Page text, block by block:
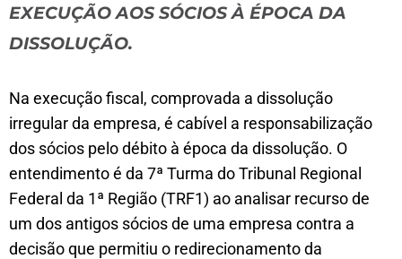
EXECUÇÃO AOS SÓCIOS À ÉPOCA DA
DISSOLUÇÃO.
Na execução fiscal, comprovada a dissolução
irregular da empresa, é cabível a responsabilização
dos sócios pelo débito à época da dissolução. O
entendimento é da 7ª Turma do Tribunal Regional
Federal da 1ª Região (TRF1) ao analisar recurso de
um dos antigos sócios de uma empresa contra a
decisão que permitiu o redirecionamento da